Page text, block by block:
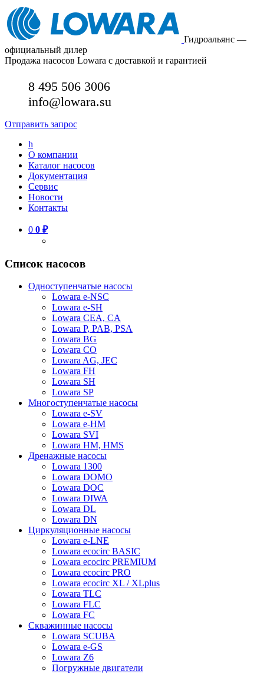
Гидроальянс —
официальный дилер
Продажа насосов Lowara с доставкой и гарантией
8 495 506 3006
info@lowara.su
Отправить запрос
h
О компании
Каталог насосов
Документация
Сервис
Новости
Контакты
0 0 ₽
Список насосов
Одноступенчатые насосы
Lowara e-NSC
Lowara e-SH
Lowara CEA, CA
Lowara P, PAB, PSA
Lowara BG
Lowara CO
Lowara AG, JEC
Lowara FH
Lowara SH
Lowara SP
Многоступенчатые насосы
Lowara e-SV
Lowara e-HM
Lowara SVI
Lowara HM, HMS
Дренажные насосы
Lowara 1300
Lowara DOMO
Lowara DOC
Lowara DIWA
Lowara DL
Lowara DN
Циркуляционные насосы
Lowara e-LNE
Lowara ecocirc BASIC
Lowara ecocirc PREMIUM
Lowara ecocirc PRO
Lowara ecocirc XL / XLplus
Lowara TLC
Lowara FLC
Lowara FC
Скважинные насосы
Lowara SCUBA
Lowara e-GS
Lowara Z6
Погружные двигатели